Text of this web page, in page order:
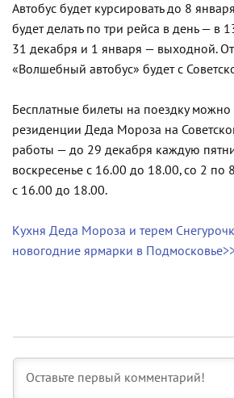
Автобус будет курсировать до 8
будет делать по три рейса в день — в
31 декабря и 1 января — выходной.
«Волшебный автобус» будет с
Бесплатные билеты на поездку можно
резиденции Деда Мороза на
работы — до 29 декабря каждую
воскресенье с 16.00 до 18.00, со 2 по
с 16.00 до 18.00.
Кухня Деда Мороза и терем
новогодние ярмарки в